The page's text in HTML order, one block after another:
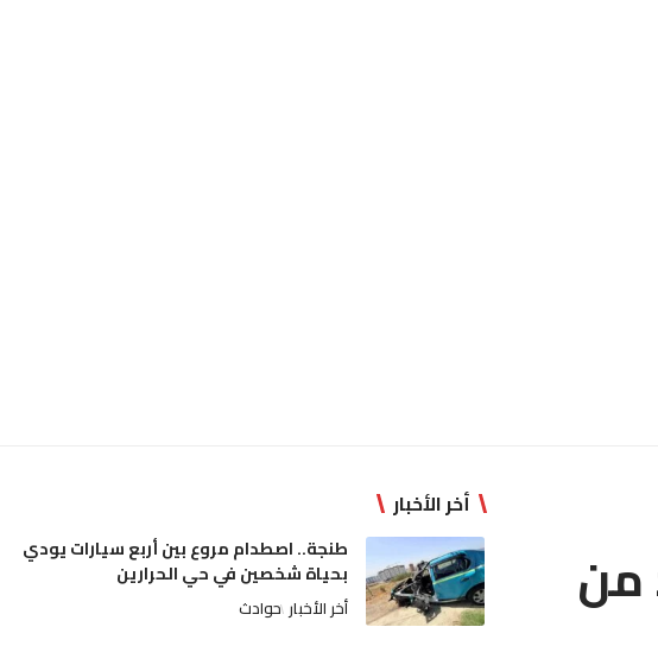
من
أخر الأخبار
طنجة.. اصطدام مروع بين أربع سيارات يودي
بحياة شخصين في حي الحرارين
أخر الأخبار حوادث